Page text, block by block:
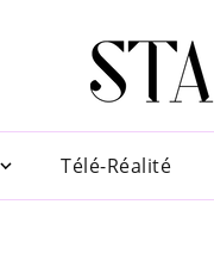
Télé-Réalité